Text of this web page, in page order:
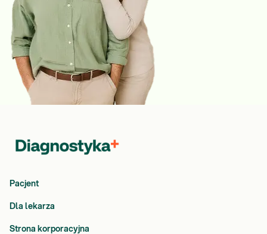
Pacjent
Dla lekarza
Strona korporacyjna